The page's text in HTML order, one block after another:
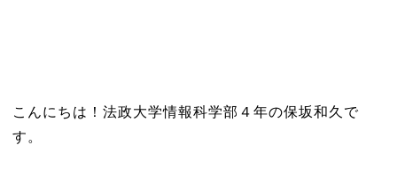
こんにちは！法政大学情報科学部４年の保坂和久で
す。